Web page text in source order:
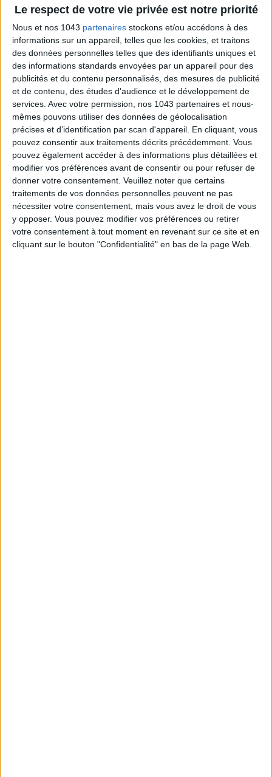
Le respect de votre vie privée est notre priorité
Nous et nos 1043 partenaires stockons et/ou accédons à des
informations sur un appareil, telles que les cookies, et traitons
des données personnelles telles que des identifiants uniques et
des informations standards envoyées par un appareil pour des
publicités et du contenu personnalisés, des mesures de publicité
et de contenu, des études d'audience et le développement de
services. Avec votre permission, nos 1043 partenaires et nous-
mêmes pouvons utiliser des données de géolocalisation
précises et d’identification par scan d'appareil. En cliquant, vous
pouvez consentir aux traitements décrits précédemment. Vous
pouvez également accéder à des informations plus détaillées et
modifier vos préférences avant de consentir ou pour refuser de
donner votre consentement. Veuillez noter que certains
traitements de vos données personnelles peuvent ne pas
nécessiter votre consentement, mais vous avez le droit de vous
y opposer. Vous pouvez modifier vos préférences ou retirer
votre consentement à tout moment en revenant sur ce site et en
cliquant sur le bouton "Confidentialité" en bas de la page Web.
ADOPT PARFUMS RÉVOLUTIONNE LA PARFUMERIE MADE IN FRANCE À PETIT PRIX
TOUT CE QUE VOUS DEVEZ FAIRE À PARIS EN AOÛT